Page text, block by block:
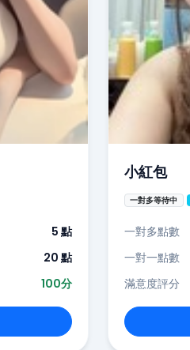
5 點
20 點
100分
小紅包
一對多等待中
一對多點數
一對一點數
滿意度評分